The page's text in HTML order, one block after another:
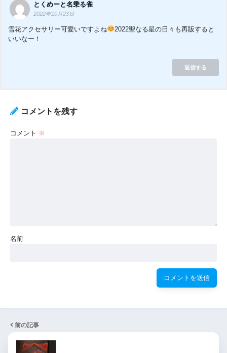
とくめーと名乗る雀
2022年10月23日
雪花アクセサリー可愛いですよね
2022聖なる星の日々も再販すると
いいなー！
返信する
コメントを残す
コメント ※
名前
前の記事